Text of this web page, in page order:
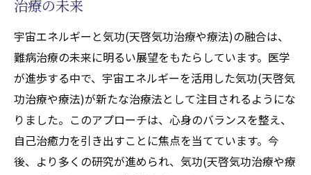
治療の未来
宇宙エネルギーと気功(天啓気功治療や療法)の融合は、
難病治療の未来に明るい展望をもたらしています。医学
が進歩する中で、宇宙エネルギーを活用した気功(天啓気
功治療や療法)が新たな治療法として注目されるようにな
りました。このアプローチは、心身のバランスを整え、
自己治癒力を引き出すことに焦点を当てています。今
後、より多くの研究が進められ、気功(天啓気功治療や療